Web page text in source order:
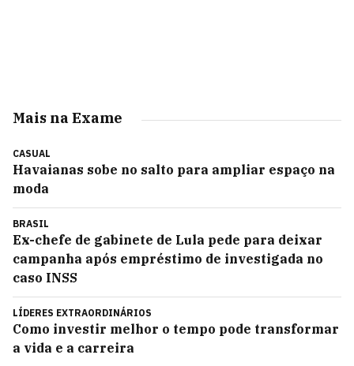
Mais na Exame
CASUAL
Havaianas sobe no salto para ampliar espaço na
moda
BRASIL
Ex-chefe de gabinete de Lula pede para deixar
campanha após empréstimo de investigada no
caso INSS
LÍDERES EXTRAORDINÁRIOS
Como investir melhor o tempo pode transformar
a vida e a carreira